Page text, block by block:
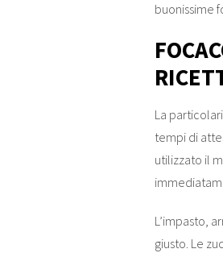
buonissime
La
tempi di
utilizzato il
L’impasto,
giusto. Le